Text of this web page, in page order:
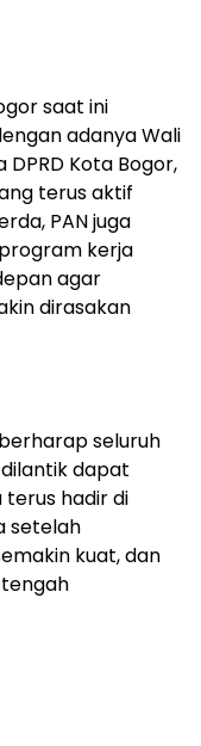
saat ini
adanya Wali
Kota Bogor,
terus aktif
PAN juga
kerja
agar
dirasakan
seluruh
dapat
terus hadir di
setelah
kuat, dan